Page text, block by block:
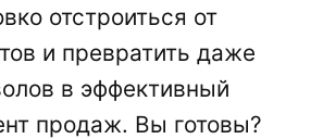
отстроиться от
и превратить даже
в эффективный
продаж. Вы готовы?